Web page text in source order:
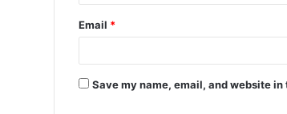
Email *
Save my name, email, and website